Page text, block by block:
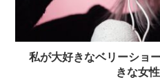
私が大好きなベリーショ
きな女